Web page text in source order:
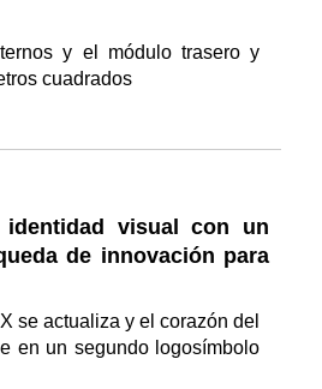
y el módulo trasero y
cuadrados
visual con un
de innovación para
se actualiza y el corazón del
en un segundo logosímbolo